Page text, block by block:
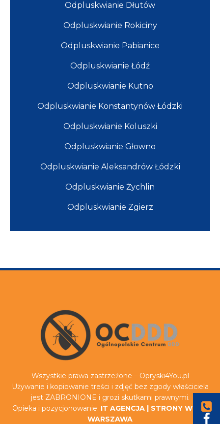
Odpluskwianie Dłutów
Odpluskwianie Rokiciny
Odpluskwianie Pabianice
Odpluskwianie Łódź
Odpluskwianie Kutno
Odpluskwianie Konstantynów Łódzki
Odpluskwianie Koluszki
Odpluskwianie Głowno
Odpluskwianie Aleksandrów Łódzki
Odpluskwianie Żychlin
Odpluskwianie Zgierz
Wszystkie prawa zastrzeżone – Opryski4You.pl
Używanie i kopiowanie treści i zdjęć bez zgody właściciela
jest ZABRONIONE i grozi skutkami prawnymi.
Opieka i pozycjonowanie: IT AGENCJA| STRONY WWW
WARSZAWA